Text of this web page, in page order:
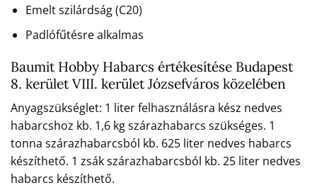
Emelt szilárdság (C20)
Padlófűtésre alkalmas
Baumit Hobby Habarcs értékesítése Budapest
8. kerület VIII. kerület Józsefváros közelében
Anyagszükséglet: 1 liter felhasználásra kész nedves
habarcshoz kb. 1,6 kg szárazhabarcs szükséges. 1
tonna szárazhabarcsból kb. 625 liter nedves habarcs
készíthető. 1 zsák szárazhabarcsból kb. 25 liter nedves
habarcs készíthető.